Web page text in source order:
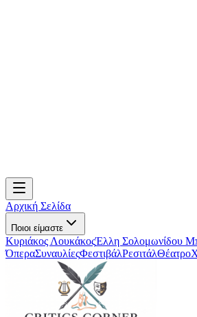
Αρχική Σελίδα
Ποιοι είμαστε
Κυριάκος ΛουκάκοςΈλλη Σολομωνίδου
ΌπεραΣυναυλίεςΦεστιβάλΡεσιτάλΘέατρο